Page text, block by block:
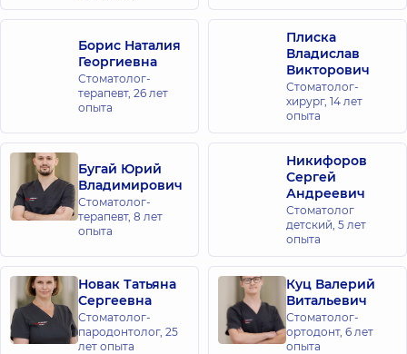
Борис Наталия
Георгиевна
Стоматолог-
терапевт, 26 лет
опыта
Плиска
Владислав
Викторович
Стоматолог-
хирург, 14 лет
опыта
Бугай Юрий
Владимирович
Стоматолог-
терапевт, 8 лет
опыта
Никифоров
Сергей
Андреевич
Стоматолог
детский, 5 лет
опыта
Новак Татьяна
Сергеевна
Стоматолог-
пародонтолог, 25
лет опыта
Куц Валерий
Витальевич
Стоматолог-
ортодонт, 6 лет
опыта